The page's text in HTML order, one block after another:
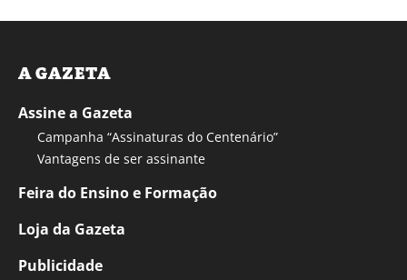
A GAZETA
Assine a Gazeta
Campanha “Assinaturas do Centenário”
Vantagens de ser assinante
Feira do Ensino e Formação
Loja da Gazeta
Publicidade